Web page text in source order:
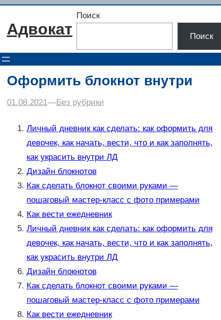
Перейти
содержимому
Адвокат
Поиск
Поиск
Оформить блокнот внутри
01.08.2021––Без рубрики
Личный дневник как сделать: как оформить для
девочек, как начать, вести, что и как заполнять,
как украсить внутри ЛД
Дизайн блокнотов
Как сделать блокнот своими руками —
пошаговый мастер-класс с фото примерами
Как вести ежедневник
Личный дневник как сделать: как оформить для
девочек, как начать, вести, что и как заполнять,
как украсить внутри ЛД
Дизайн блокнотов
Как сделать блокнот своими руками —
пошаговый мастер-класс с фото примерами
Как вести ежедневник